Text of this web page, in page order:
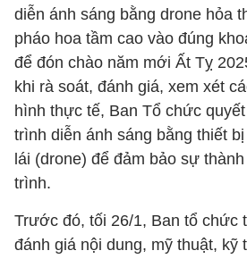
diễn ánh sáng bằng drone hỏa
pháo hoa tầm cao vào đúng
để đón chào năm mới Ất Tỵ
khi rà soát, đánh giá, xem xét
hình thực tế, Ban Tổ chức
trình diễn ánh sáng bằng thiết
lái (drone) để đảm bảo sự
trình.
Trước đó, tối 26/1, Ban tổ chức
đánh giá nội dung, mỹ thuật, kỹ